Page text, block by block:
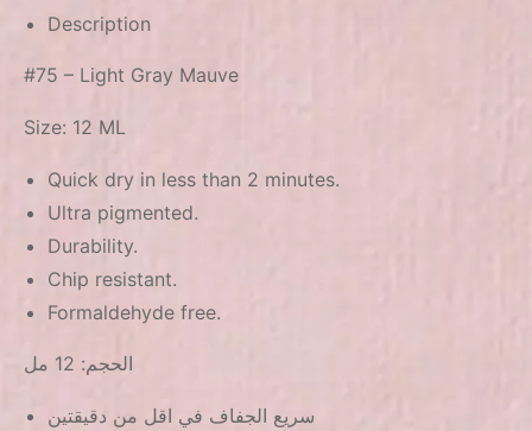
Description
#75 – Light Gray Mauve
Size: 12 ML
Quick dry in less than 2 minutes.
Ultra pigmented.
Durability.
Chip resistant.
Formaldehyde free.
الحجم: 12 مل
سريع الجفاف في اقل من دقيقتين